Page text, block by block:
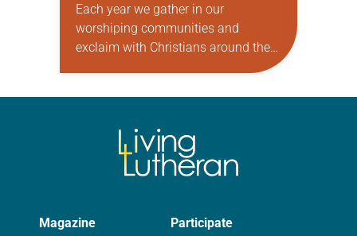
Each year we gather in our
worshiping communities and
exclaim with Christians around the
world: “Alleluia! Christ is risen. Christ
Magazine Participate